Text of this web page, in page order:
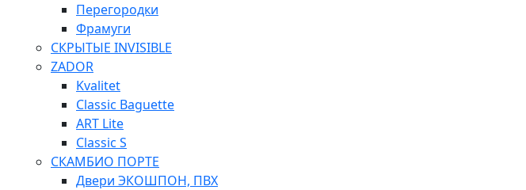
Перегородки
Фрамуги
СКРЫТЫЕ INVISIBLE
ZADOR
Kvalitet
Classic Baguette
ART Lite
Classic S
СКАМБИО ПОРТЕ
Двери ЭКОШПОН, ПВХ